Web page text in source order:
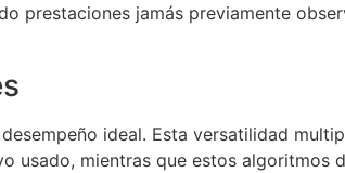
prestaciones jamás previamente
ideal. Esta versatilidad
usado, mientras que estos algoritmos